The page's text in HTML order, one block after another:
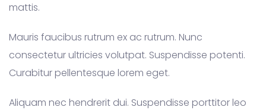
mattis.
Mauris faucibus rutrum ex ac rutrum. Nunc
consectetur ultricies volutpat. Suspendisse potenti.
Curabitur pellentesque lorem eget.
Aliquam nec hendrerit dui. Suspendisse porttitor leo